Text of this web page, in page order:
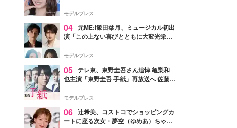
モデルプレス
04 元ME:I飯田栞月、ミュージカル初出
演「この上ない喜びとともに大変光栄」
ャスト発表
モデルプレス
05 テレ東、東野圭吾さん追悼 亀梨和
也主演「東野圭吾 手紙」再放送へ 佐藤隆
モデルプレス
06 辻希美、コストコでショッピングカ
ートに座る次女・夢空（ゆめあ）ちゃん